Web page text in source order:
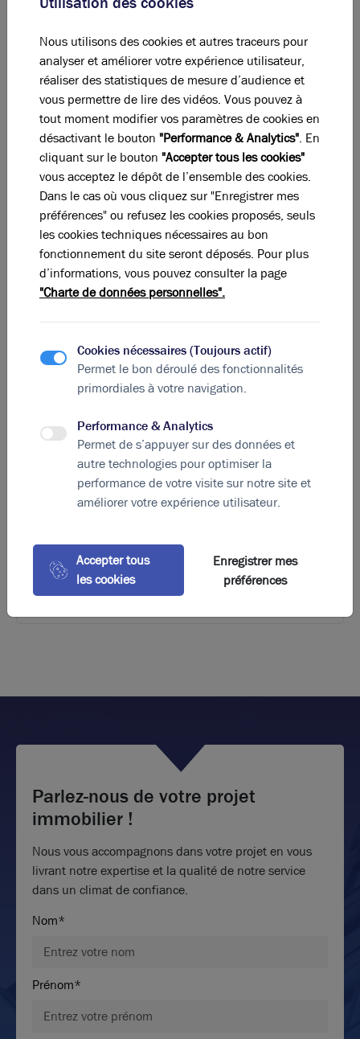
Photos (4)
A sous louer - VERT ANIS - Bureaux lumineux - Vaulx
en Velin
100 m²non divisibles
175 € m²/an HT HC
Photos (6)
A vendre ou a louer - Bureaux avec parkings - Vaulx
en Velin
120 € m²/an HT HC
Parlez-nous de votre projet
immobilier !
Nous vous accompagnons dans votre projet en vous
livrant notre expertise et la qualité de notre service
dans un climat de confiance.
Nom*
Prénom*
Nous utilisons des cookies et autres traceurs pour
analyser et améliorer votre expérience utilisateur,
réaliser des statistiques de mesure d’audience et
vous permettre de lire des vidéos. Vous pouvez à
tout moment modifier vos paramètres de cookies en
désactivant le bouton "Performance & Analytics". En
cliquant sur le bouton "Accepter tous les cookies"
vous acceptez le dépôt de l’ensemble des cookies.
Dans le cas où vous cliquez sur "Enregistrer mes
préférences" ou refusez les cookies proposés, seuls
les cookies techniques nécessaires au bon
fonctionnement du site seront déposés. Pour plus
d’informations, vous pouvez consulter la page
"Charte de données personnelles".
Cookies nécessaires (Toujours actif)
Permet le bon déroulé des fonctionnalités
primordiales à votre navigation.
Performance & Analytics
Permet de s’appuyer sur des données et
autre technologies pour optimiser la
performance de votre visite sur notre site et
améliorer votre expérience utilisateur.
Accepter tous
les cookies
Enregistrer mes
préférences